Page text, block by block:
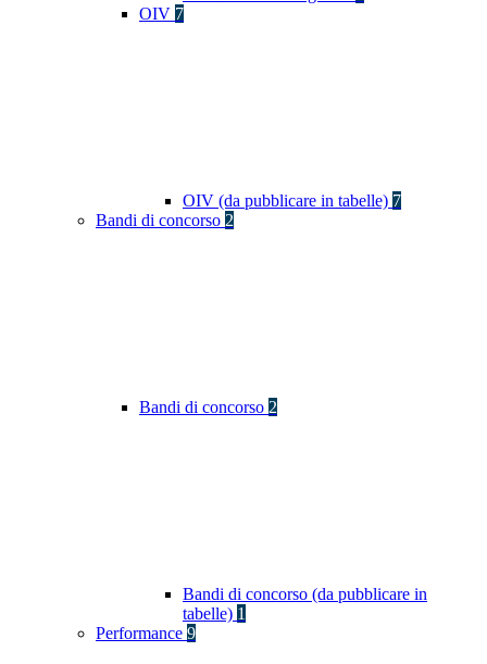
OIV 7
OIV (da pubblicare in tabelle) 7
Bandi di concorso 2
Bandi di concorso 2
Bandi di concorso (da pubblicare in
tabelle) 1
Performance 9